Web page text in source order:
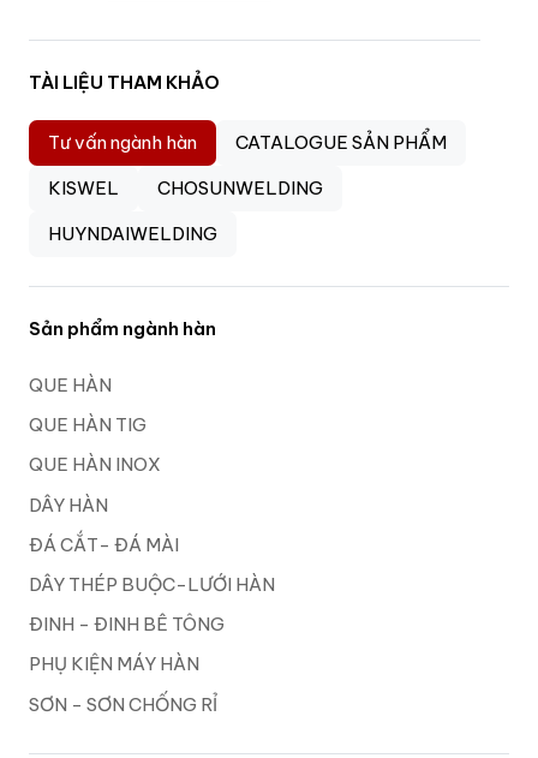
TÀI LIỆU THAM KHẢO
Tư vấn ngành hàn
CATALOGUE SẢN PHẨM
KISWEL
CHOSUNWELDING
HUYNDAIWELDING
Sản phẩm ngành hàn
QUE HÀN
QUE HÀN TIG
QUE HÀN INOX
DÂY HÀN
ĐÁ CẮT- ĐÁ MÀI
DÂY THÉP BUỘC-LƯỚI HÀN
ĐINH - ĐINH BÊ TÔNG
PHỤ KIỆN MÁY HÀN
SƠN - SƠN CHỐNG RỈ